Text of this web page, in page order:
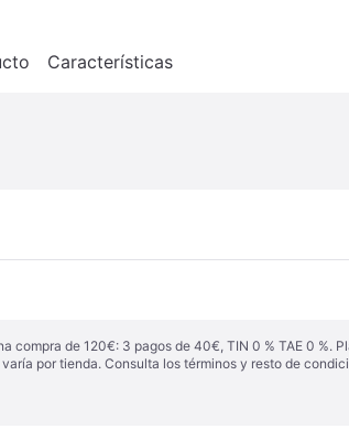
Características
compra de 120€: 3 pagos de 40€, TIN 0 % TAE 0
por tienda. Consulta los términos y resto de